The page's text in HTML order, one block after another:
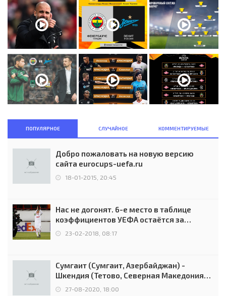
ПОПУЛЯРНОЕ СЛУЧАЙНОЕ КОММЕНТИРУЕМЫЕ
Добро пожаловать на новую версию
сайта eurocups-uefa.ru
18-01-2015, 20:45
Нас не догонят. 6-е место в таблице
коэффициентов УЕФА остаётся за
Россией
23-02-2018, 08:17
Сумгаит (Сумгаит, Азербайджан) -
Шкендия (Тетово, Северная Македония) -
0:2 (0:0)
27-08-2020, 18:00